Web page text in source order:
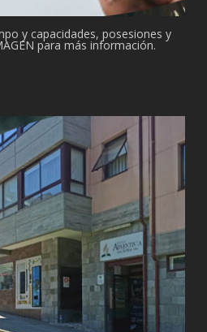
y capacidades, posesiones y
para más información.